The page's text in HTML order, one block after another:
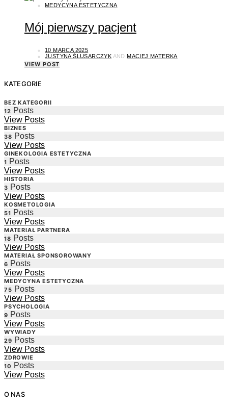
MEDYCYNA ESTETYCZNA
Mój pierwszy pacjent
10 MARCA 2025
JUSTYNA ŚLUSARCZYK AND MACIEJ MATERKA
VIEW POST
KATEGORIE
BEZ KATEGORII
12 Posts
View Posts
BIZNES
38 Posts
View Posts
GINEKOLOGIA ESTETYCZNA
1 Posts
View Posts
HISTORIA
3 Posts
View Posts
KOSMETOLOGIA
51 Posts
View Posts
MATERIAŁ PARTNERA
18 Posts
View Posts
MATERIAŁ SPONSOROWANY
6 Posts
View Posts
MEDYCYNA ESTETYCZNA
75 Posts
View Posts
PSYCHOLOGIA
9 Posts
View Posts
WYWIADY
29 Posts
View Posts
ZDROWIE
10 Posts
View Posts
O NAS